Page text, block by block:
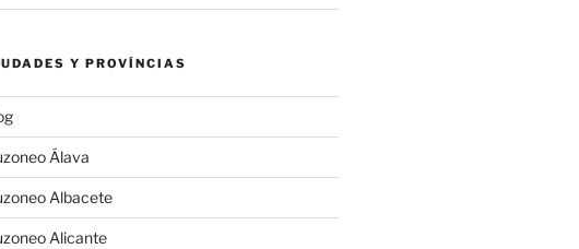
Y PROVÍNCIAS
Álava
Albacete
Alicante